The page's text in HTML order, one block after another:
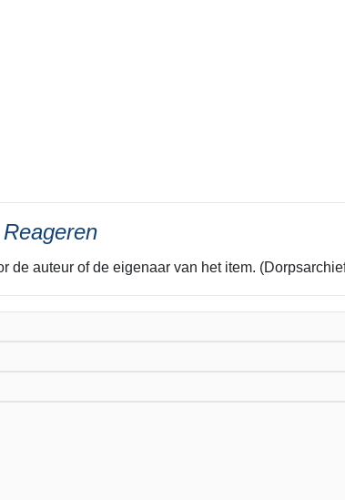
Reageren
de auteur of de eigenaar van het item.